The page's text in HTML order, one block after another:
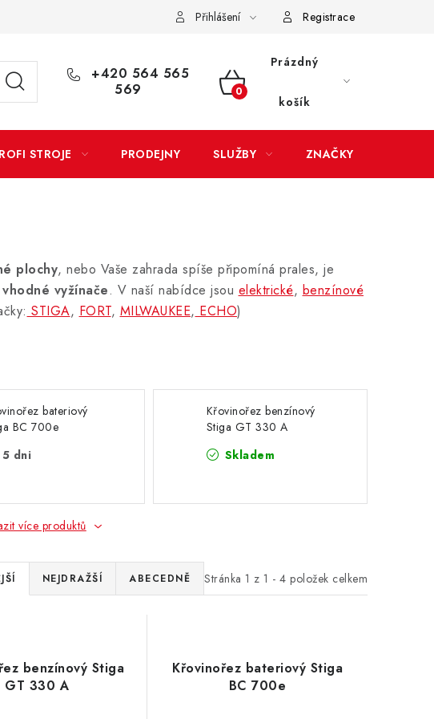
EXPEDICE ZBOŽÍ REKLAMACE ZAKOUPENÉHO ZBOŽÍ
Přihlášení Registrace
+420 564 565
569
NÁKUPNÍ
Prázdný
košík
STROJE PRODEJNY SLUŽBY ZNAČKY
plochy, nebo Vaše zahrada spíše připomíná prales, je
vyžínače. V naší nabídce jsou elektrické, benzínové
STIGA, FORT, MILWAUKEE, ECHO)
bateriový
BC 700e
5 dni
Křovinořez benzínový
Stiga GT 330 A
Skladem
více produktů
Stránka 1 z 1 - 4 položek celkem
NEJDRAŽŠÍ ABECEDNĚ
benzínový Stiga
GT 330 A
Křovinořez bateriový Stiga
BC 700e